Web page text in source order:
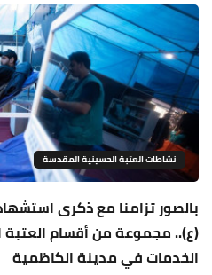
نشاطات العتبة الحسينية المقدسة
بالصور تزامنا مع ذكرى
(ع).. مجموعة من أقسام العتبة
الخدمات في مدينة الكاظمية